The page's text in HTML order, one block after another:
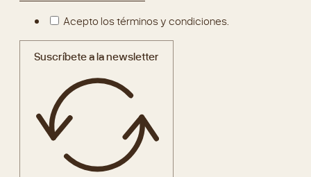
Acepto los términos y condiciones.
Suscríbete a la newsletter